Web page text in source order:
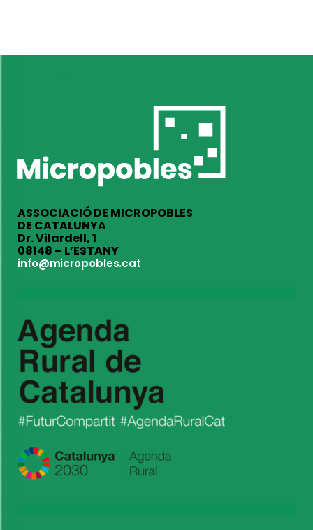
ASSOCIACIÓ DE MICROPOBLES
DE CATALUNYA
Dr. Vilardell, 1
08148 – L’ESTANY
info@micropobles.cat